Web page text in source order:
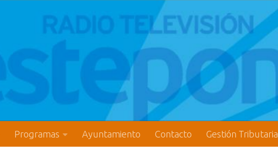
Programas Ayuntamiento Contacto Gestión Tributaria